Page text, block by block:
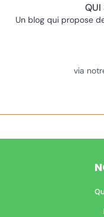
QUI
Un blog qui propose
via